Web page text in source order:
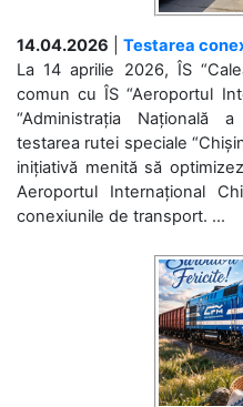
14.04.2026
Testarea
La 14 aprilie 2026, ÎS
comun cu ÎS “Aeroportul
“Administrația Națională
testarea rutei speciale
inițiativă menită să
Aeroportul Internațional
conexiunile de transport. ...